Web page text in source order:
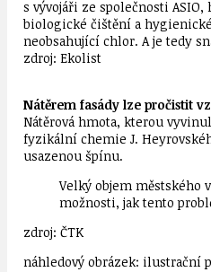
s vývojáři ze společnosti
biologické čištění a
neobsahující chlor. A je tedy
zdroj: Ekolist
Nátěrem fasády lze pročistit
Nátěrová hmota, kterou
fyzikální chemie J.
usazenou špínu.
Velký objem
možnosti, jak tento
zdroj: ČTK
náhledový obrázek: ilustrační